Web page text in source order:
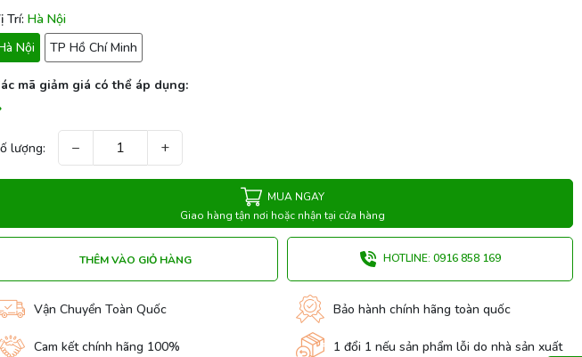
Trí: Hà Nội
Nội
TP Hồ Chí Minh
mã giảm giá có thể áp dụng:
lượng: − +
MUA NGAY
Giao hàng tận nơi hoặc nhận tại cửa hàng
THÊM VÀO GIỎ HÀNG HOTLINE: 0916 858 169
Vận Chuyển Toàn Quốc Bảo hành chính hãng toàn quốc
Cam kết chính hãng 100% 1 đổi 1 nếu sản phẩm lỗi do nhà sản xuất